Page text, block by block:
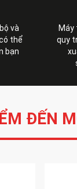
và
thể
bạn
Máy
quy
ĐẾN